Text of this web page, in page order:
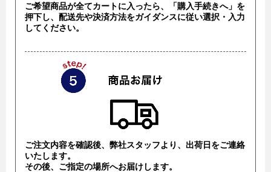
ご希望商品が全てカートに入ったら、「購入手続きへ」を
押下し、配送先や決済方法をガイダンスに従い選択・入力
してください。
ご注文内容を確認後、弊社スタッフより、出荷日をご連絡
いたします。
その後、ご指定の場所へお届けします。